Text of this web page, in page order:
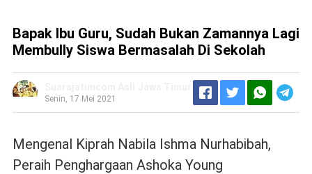
Bapak Ibu Guru, Sudah Bukan Zamannya Lagi
Membully Siswa Bermasalah Di Sekolah
Senin, 17 Mei 2021
Mengenal Kiprah Nabila Ishma Nurhabibah,
Peraih Penghargaan Ashoka Young